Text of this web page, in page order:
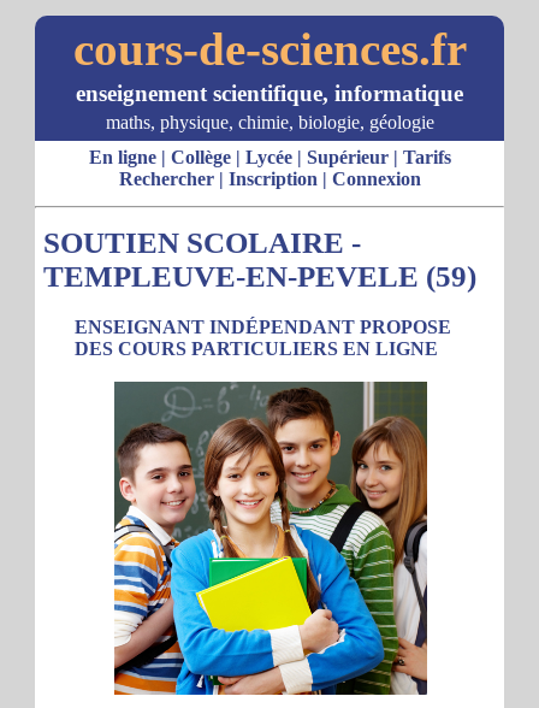
cours-de-sciences.fr
enseignement scientifique, informatique
maths, physique, chimie, biologie, géologie
En ligne| Collège| Lycée| Supérieur| Tarifs
Rechercher| Inscription | Connexion
SOUTIEN SCOLAIRE -
TEMPLEUVE-EN-PEVELE (59)
ENSEIGNANT INDÉPENDANT PROPOSE
DES COURS PARTICULIERS EN LIGNE